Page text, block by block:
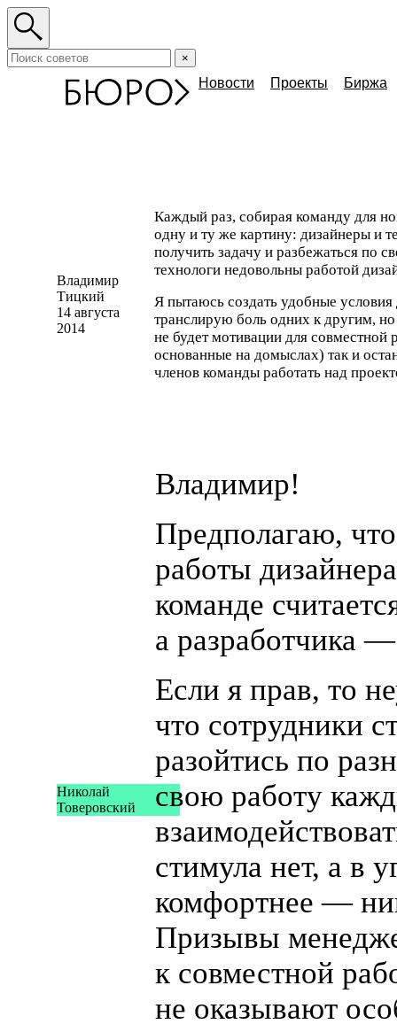
×
Новости Проекты Биржа
Владимир
Тицкий
14 августа
2014
Каждый раз, собирая команду для
одну и ту же картину: дизайнеры и
получить задачу и разбежаться по
технологи недовольны работой
Я пытаюсь создать удобные условия
транслирую боль одних к другим,
не будет мотивации для совместной
основанные на домыслах) так и
членов команды работать над
Николай
Товеровский
Владимир!
Предполагаю, что
работы
команде
а разработчика
Если я прав, то
что сотрудники
разойтись по
свою работу
стимула нет, а в
комфортнее —
Призывы
к совместной
не оказывают